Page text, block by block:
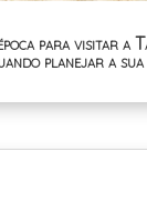
para visitar a
planejar a sua